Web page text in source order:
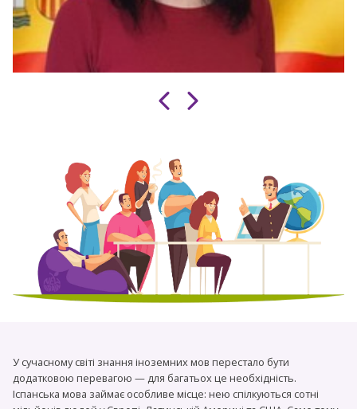
У сучасному світі знання іноземних мов перестало бути
додатковою перевагою — для багатьох це необхідність.
Іспанська мова займає особливе місце: нею спілкуються сотні